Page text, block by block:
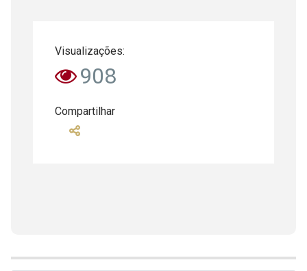
Visualizações:
908
Compartilhar